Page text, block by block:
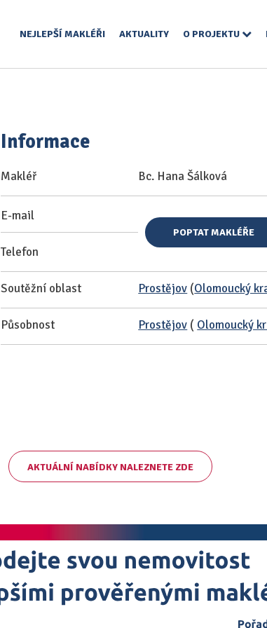
NEJLEPŠÍ MAKLÉŘI AKTUALITY O PROJEKTU
Informace
Makléř Bc. Hana Šálková
E-mail
Telefon
POPTAT MAKLÉŘE
Soutěžní oblast Prostějov (Olomoucký
Působnost Prostějov ( Olomoucký
AKTUÁLNÍ NABÍDKY NALEZNETE ZDE